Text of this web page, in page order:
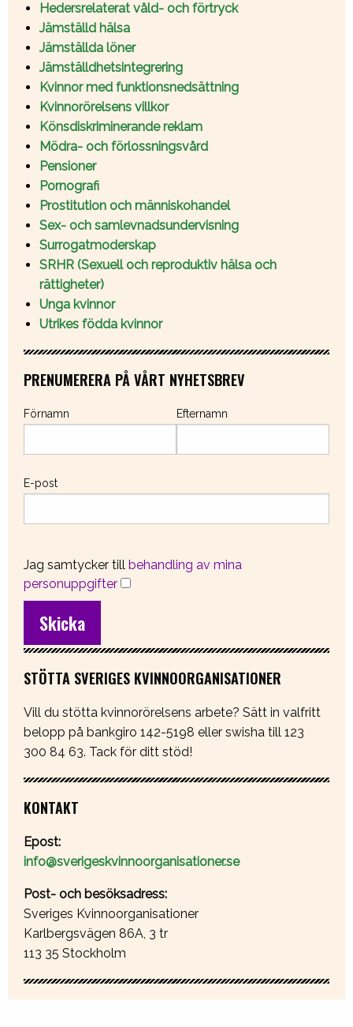
Hedersrelaterat våld- och förtryck
Jämställd hälsa
Jämställda löner
Jämställdhetsintegrering
Kvinnor med funktionsnedsättning
Kvinnorörelsens villkor
Könsdiskriminerande reklam
Mödra- och förlossningsvård
Pensioner
Pornografi
Prostitution och människohandel
Sex- och samlevnadsundervisning
Surrogatmoderskap
SRHR (Sexuell och reproduktiv hälsa och
rättigheter)
Unga kvinnor
Utrikes födda kvinnor
PRENUMERERA PÅ VÅRT NYHETSBREV
Förnamn Efternamn
E-post
Jag samtycker till behandling av mina
personuppgifter
STÖTTA SVERIGES KVINNOORGANISATIONER
Vill du stötta kvinnorörelsens arbete? Sätt in valfritt
belopp på bankgiro 142-5198 eller swisha till 123
300 84 63. Tack för ditt stöd!
KONTAKT
Epost:
info@sverigeskvinnoorganisationer.se
Post- och besöksadress:
Sveriges Kvinnoorganisationer
Karlbergsvägen 86A, 3 tr
113 35 Stockholm